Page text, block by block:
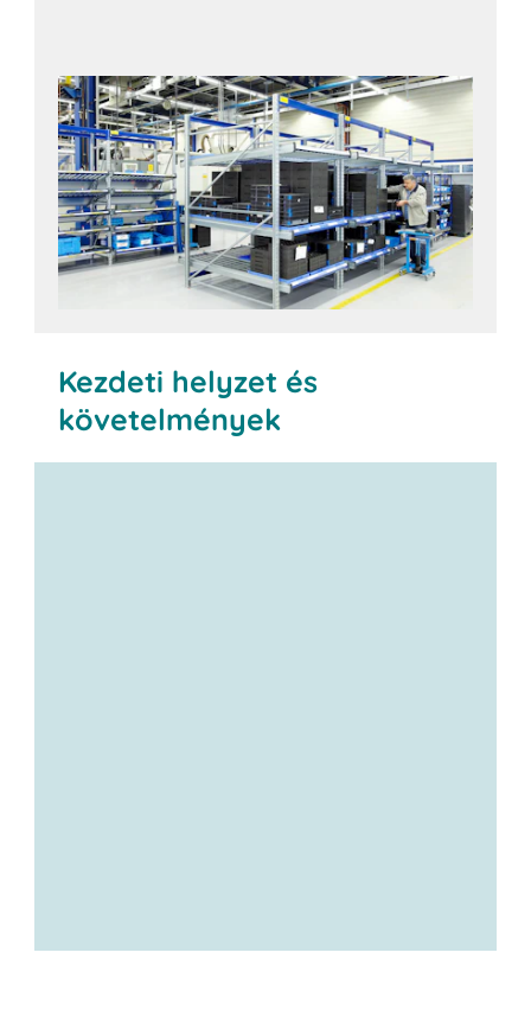
Kezdeti helyzet és
követelmények